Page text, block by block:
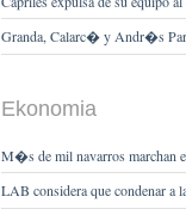
Granda, Calarc� y Andr�s
Ekonomia
M�s de mil navarros marchan
LAB considera que condenar